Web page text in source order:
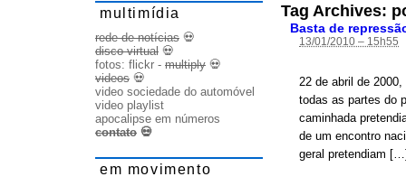
Tag Archives:
Basta de
13/01/2010 – 15h55
22 de abril de
todas as partes do
caminhada
de um encontro
geral pretendiam
multimídia
rede de notícias 💀
disco virtual 💀
fotos: flickr - multiply 💀
videos 💀
video sociedade do automóvel
video playlist
apocalipse em números
contato 💀
em movimento